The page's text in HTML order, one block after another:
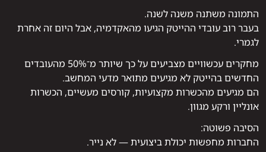
התמונה משתנה משנה לשנה.
בעבר רוב עובדי ההייטק הגיעו מהאקדמיה, אבל היום זה אחרת
לגמרי.
מחקרים עכשוויים מצביעים על כך שיותר מ־50% מהעובדים
החדשים בהייטק לא מגיעים מתואר מדעי המחשב.
הם מגיעים מהכשרות מקצועיות, קורסים מעשיים, הכשרות
אונליין ורקע מגוון.
הסיבה פשוטה:
החברות מחפשות יכולת ביצועית — לא נייר.